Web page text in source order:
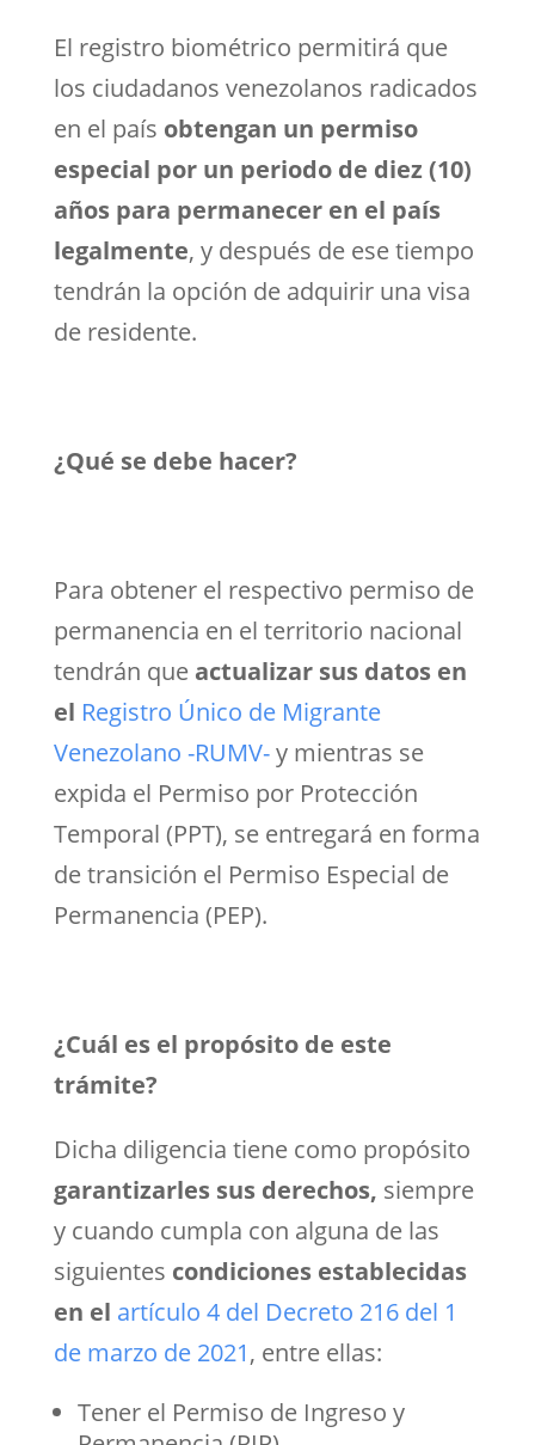
El registro biométrico permitirá que
los ciudadanos venezolanos radicados
en el país obtengan un permiso
especial por un periodo de diez (10)
años para permanecer en el país
legalmente, y después de ese tiempo
tendrán la opción de adquirir una visa
de residente.
¿Qué se debe hacer?
Para obtener el respectivo permiso de
permanencia en el territorio nacional
tendrán que actualizar sus datos en
el Registro Único de Migrante
Venezolano -RUMV-y mientras se
expida el Permiso por Protección
Temporal (PPT), se entregará en forma
de transición el Permiso Especial de
Permanencia (PEP).
¿Cuál es el propósito de este
trámite?
Dicha diligencia tiene como propósito
garantizarles sus derechos, siempre
y cuando cumpla con alguna de las
siguientes condiciones establecidas
en el artículo 4 del Decreto 216 del 1
de marzo de 2021, entre ellas:
Tener el Permiso de Ingreso y